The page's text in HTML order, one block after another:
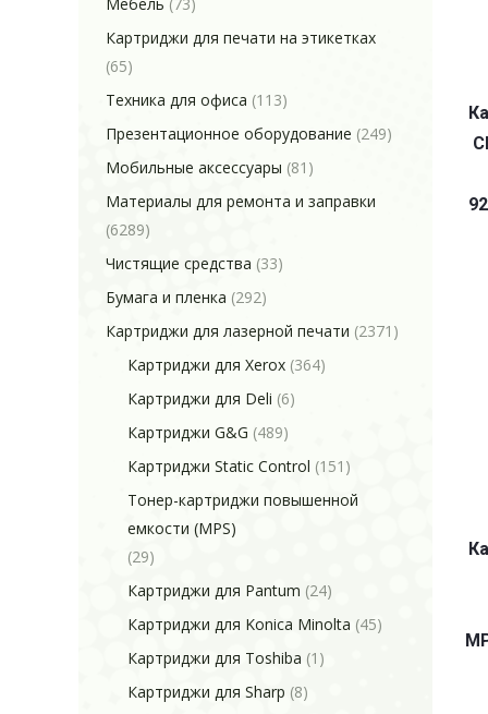
Картриджи для печати на этикетках
(65)
Техника для офиса (113)
Презентационное оборудование (249)
Мобильные аксессуары (81)
Материалы для ремонта и заправки
(6289)
Чистящие средства (33)
Бумага и пленка (292)
Картриджи для лазерной печати (2371)
Картриджи для Xerox (364)
Картриджи для Deli (6)
Картриджи G&G (489)
Картриджи Static Control (151)
Тонер-картриджи повышенной
емкости (MPS)
(29)
Картриджи для Pantum (24)
Картриджи для Konica Minolta (45)
Картриджи для Toshiba (1)
Картриджи для Sharp (8)